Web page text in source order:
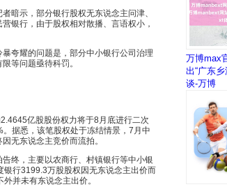
示，部分银行股权无东说念主问津、
银行，由于股权相对散播、言语权小，
夸耀的问题是，部分中小银行公司治理
等问题亟待科罚。
亿股股份权力将于8月底进行二次
据悉，该笔股权处于冻结情景，7月中
无东说念主竞价而流拍。
终，主要以农商行、村镇银行等中小银
行3199.3万股股权因无东说念主出价而
并未有东说念主出价。
万博max
出“广东
谈-万博